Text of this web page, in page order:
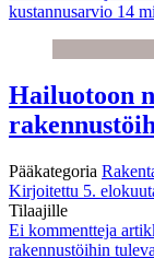
kustannusarvio 14
Hailuotoon
Pääkategoria
Kirjoitettu 5.
Tilaajille
Ei kommentteja
rakennustöihin